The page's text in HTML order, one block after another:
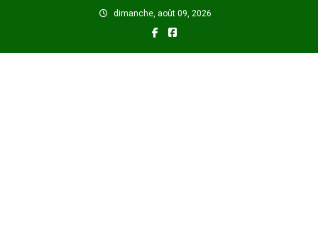
dimanche, août 09, 2026